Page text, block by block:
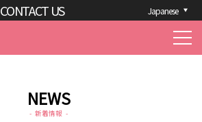
CONTACT US Japanese
NEWS
新着情報